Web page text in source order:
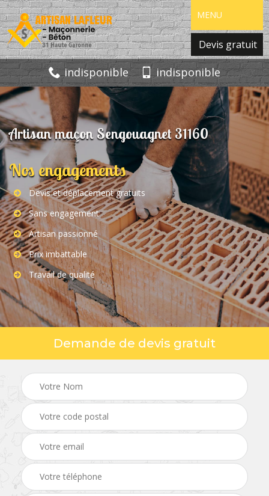
MENU
Devis gratuit
indisponible indisponible
Artisan maçon Sengouagnet 31160
Nos engagements
Devis et déplacement gratuits
Sans engagement
Artisan passionné
Prix imbattable
Travail de qualité
Demande de devis gratuit